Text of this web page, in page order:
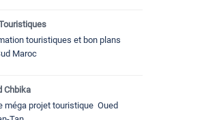
touristiques et bon plans
Maroc
Chbika
méga projet touristique Oued